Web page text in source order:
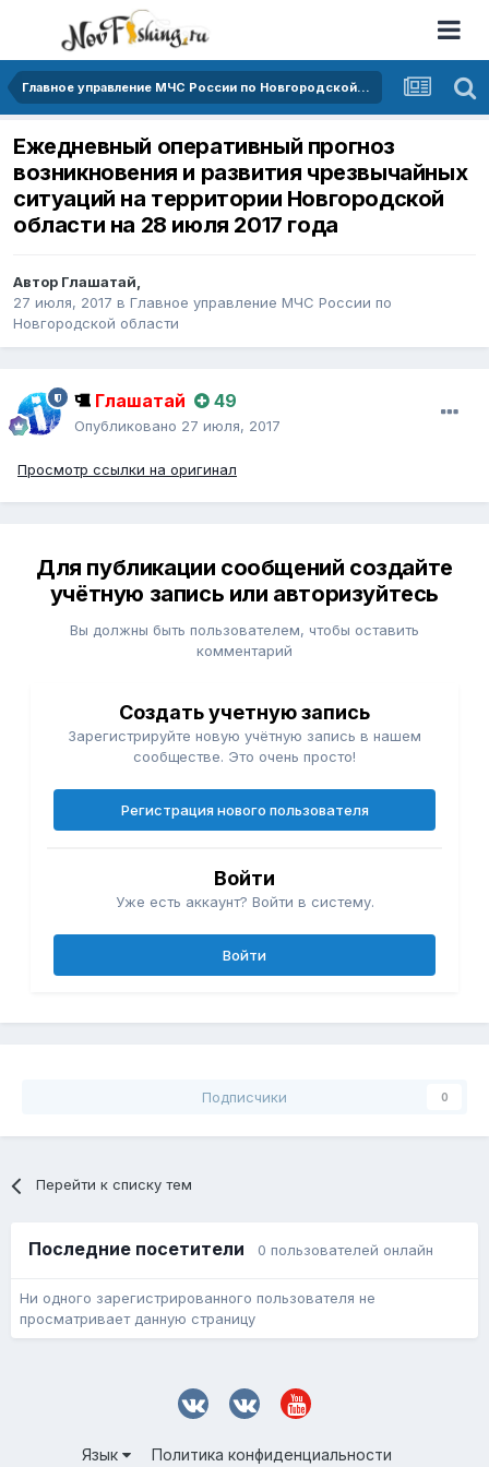
Главное управление МЧС России по Новгородской области
Ежедневный оперативный прогноз
возникновения и развития чрезвычайных
ситуаций на территории Новгородской
области на 28 июля 2017 года
Автор Глашатай,
27 июля, 2017 в Главное управление МЧС России по
Новгородской области
Глашатай 49
Опубликовано 27 июля, 2017
Просмотр ссылки на оригинал
Для публикации сообщений создайте
учётную запись или авторизуйтесь
Вы должны быть пользователем, чтобы оставить
комментарий
Создать учетную запись
Зарегистрируйте новую учётную запись в нашем
сообществе. Это очень просто!
Регистрация нового пользователя
Войти
Уже есть аккаунт? Войти в систему.
Войти
Подписчики 0
Перейти к списку тем
Последние посетители 0 пользователей онлайн
Ни одного зарегистрированного пользователя не
просматривает данную страницу
Язык Политика конфиденциальности